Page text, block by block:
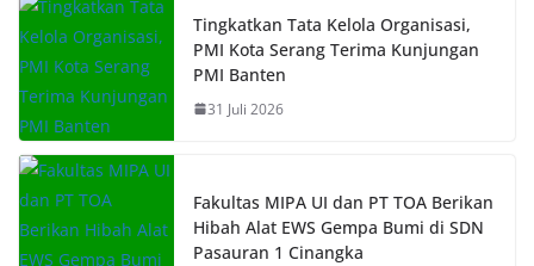
Tingkatkan Tata Kelola Organisasi,
PMI Kota Serang Terima Kunjungan
PMI Banten
31 Juli 2026
Fakultas MIPA UI dan PT TOA Berikan
Hibah Alat EWS Gempa Bumi di SDN
Pasauran 1 Cinangka